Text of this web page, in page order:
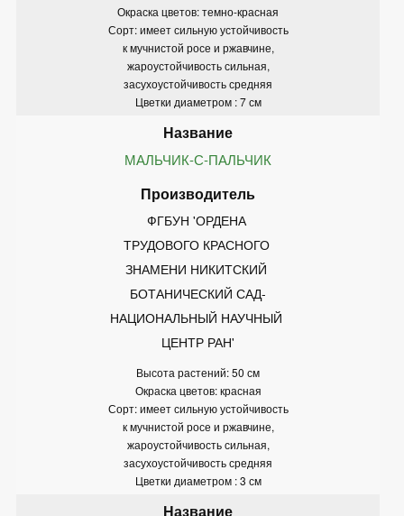
Окраска цветов: темно-красная
Сорт: имеет сильную устойчивость
к мучнистой росе и ржавчине,
жароустойчивость сильная,
засухоустойчивость средняя
Цветки диаметром : 7 см
МАЛЬЧИК-С-ПАЛЬЧИК
ФГБУН 'ОРДЕНА
ТРУДОВОГО КРАСНОГО
ЗНАМЕНИ НИКИТСКИЙ
БОТАНИЧЕСКИЙ САД-
НАЦИОНАЛЬНЫЙ НАУЧНЫЙ
ЦЕНТР РАН'
Высота растений: 50 см
Окраска цветов: красная
Сорт: имеет сильную устойчивость
к мучнистой росе и ржавчине,
жароустойчивость сильная,
засухоустойчивость средняя
Цветки диаметром : 3 см